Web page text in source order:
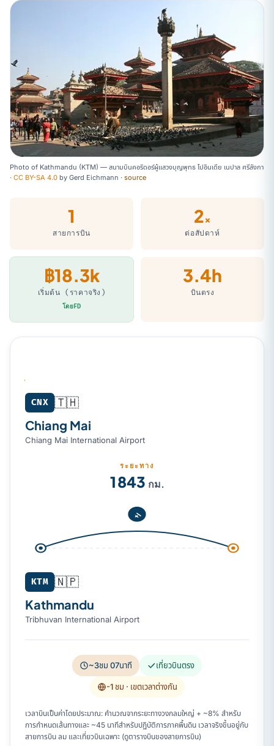
Photo of Kathmandu (KTM) — สนามบินคอริดอร์ผู้แสวงบุญพุทธ ไปอินเดีย เนปาล ศรีลังกา
· CC BY-SA 4.0 by Gerd Eichmann · source
1
สายการบิน
2×
ต่อสัปดาห์
฿18.3k
เริ่มต้น (ราคาจริง)
โดยFD
3.4h
บินตรง
Chiang Mai (CNX) → Kathmandu (KTM)
CNX 🇹🇭
Chiang Mai
Chiang Mai International Airport
ระยะทาง
1 843 กม.
KTM 🇳🇵
Kathmandu
Tribhuvan International Airport
~3ชม 07นาที เที่ยวบินตรง
-1 ชม · เขตเวลาต่างกัน
เวลาบินเป็นค่าโดยประมาณ: คำนวณจากระยะทางวงกลมใหญ่ + ~8% สำหรับ
การกำหนดเส้นทางและ ~45 นาทีสำหรับปฏิบัติการภาคพื้นดิน เวลาจริงขึ้นอยู่กับ
สายการบิน ลม และเที่ยวบินเฉพาะ (ดูตารางบินของสายการบิน)